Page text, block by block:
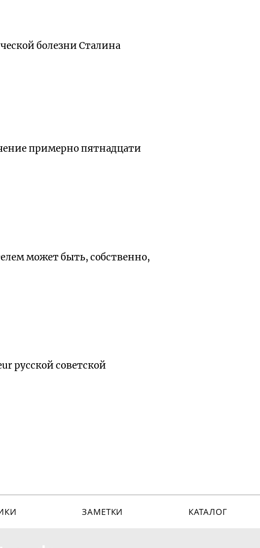
болезни Сталина
примерно пятнадцати
может быть, собственно,
русской советской
ЗАМЕТКИ КАТАЛОГ